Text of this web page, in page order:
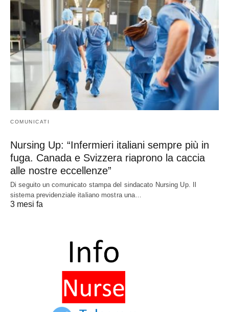
COMUNICATI
Nursing Up: “Infermieri italiani sempre più in
fuga. Canada e Svizzera riaprono la caccia
alle nostre eccellenze”
Di seguito un comunicato stampa del sindacato Nursing Up. Il
sistema previdenziale italiano mostra una…
3 mesi fa